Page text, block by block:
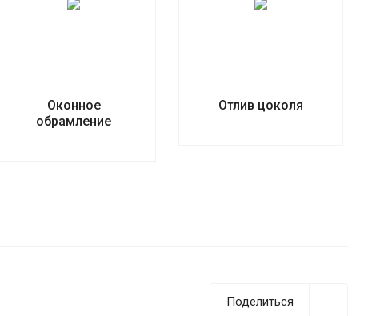
Оконное
обрамление
Отлив цоколя
Поделиться